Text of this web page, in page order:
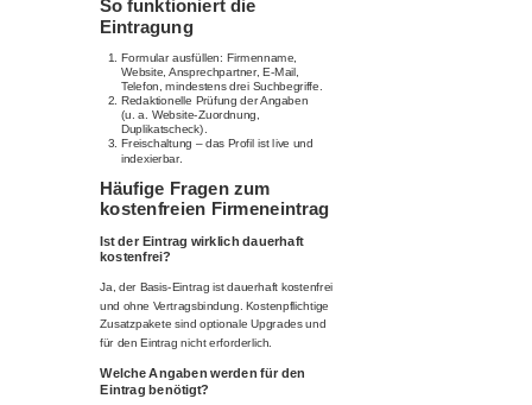
So funktioniert die
Eintragung
Formular ausfüllen: Firmenname,
Website, Ansprechpartner, E-Mail,
Telefon, mindestens drei Suchbegriffe.
Redaktionelle Prüfung der Angaben
(u. a. Website-Zuordnung,
Duplikatscheck).
Freischaltung – das Profil ist live und
indexierbar.
Häufige Fragen zum
kostenfreien Firmeneintrag
Ist der Eintrag wirklich dauerhaft
kostenfrei?
Ja, der Basis-Eintrag ist dauerhaft kostenfrei
und ohne Vertragsbindung. Kostenpflichtige
Zusatzpakete sind optionale Upgrades und
für den Eintrag nicht erforderlich.
Welche Angaben werden für den
Eintrag benötigt?